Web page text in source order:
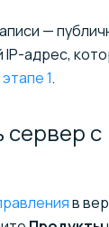
—
адрес,
1.
сервер с
в